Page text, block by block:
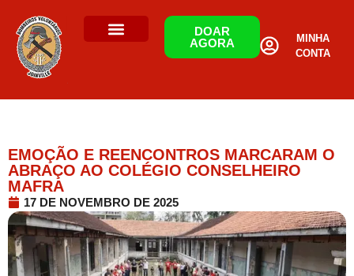
DOAR
AGORA
MINHA
CONTA
EMOÇÃO E REENCONTROS MARCARAM O
ABRAÇO AO COLÉGIO CONSELHEIRO
MAFRA
17 DE NOVEMBRO DE 2025